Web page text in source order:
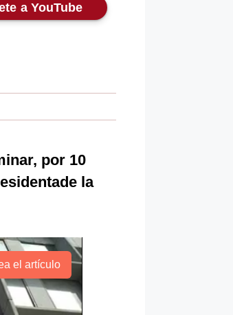
a YouTube
por 10
la
el artículo